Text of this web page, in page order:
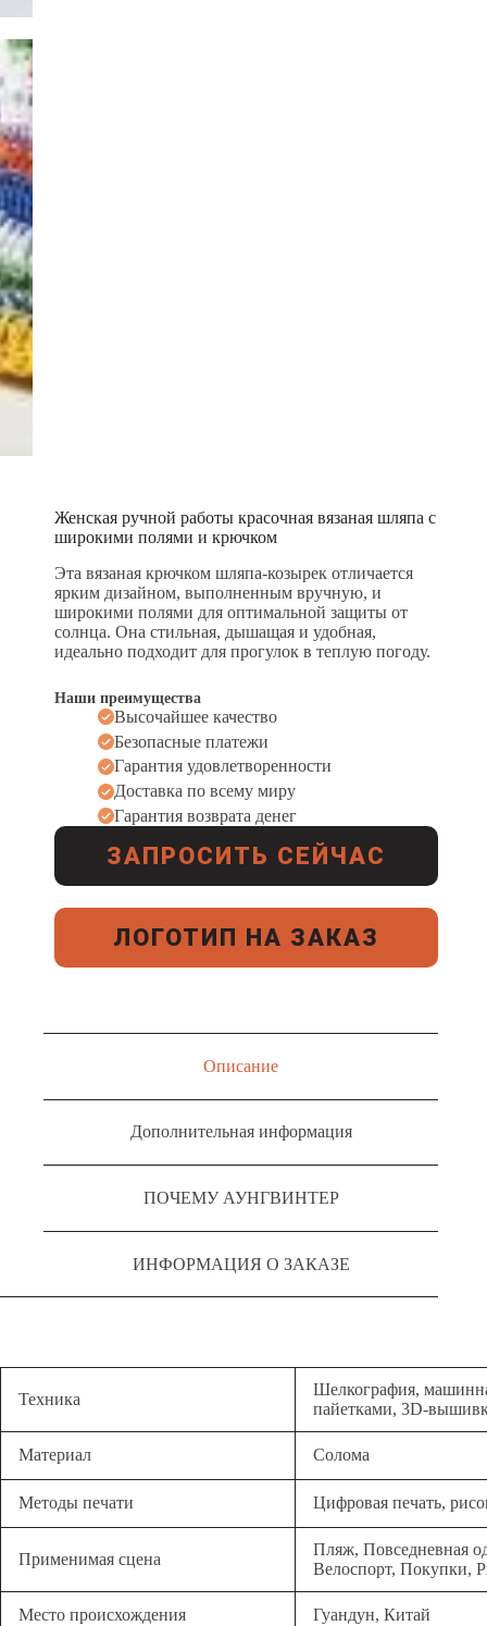
Женская ручной работы красочная вязаная шляпа с
широкими полями и крючком
Эта вязаная крючком шляпа-козырек отличается
ярким дизайном, выполненным вручную, и
широкими полями для оптимальной защиты от
солнца. Она стильная, дышащая и удобная,
идеально подходит для прогулок в теплую погоду.
Наши преимущества
Высочайшее качество
Безопасные платежи
Гарантия удовлетворенности
Доставка по всему миру
Гарантия возврата денег
ЗАПРОСИТЬ СЕЙЧАС
ЛОГОТИП НА ЗАКАЗ
Описание
Дополнительная информация
ПОЧЕМУ АУНГВИНТЕР
ИНФОРМАЦИЯ О ЗАКАЗЕ
Техника
Шелкография,
пайетками, 3D-
Материал Солома
Методы печати Цифровая печать,
Применимая сцена
Пляж, Повседневная
Велоспорт, Покупки,
Место происхождения Гуандун, Китай